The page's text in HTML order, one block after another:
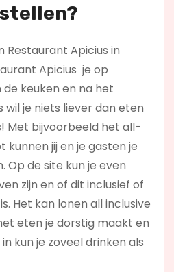
Restaurant Apicius in
Apicius je op
keuken en na het
wil je niets liever dan eten
Met bijvoorbeeld het all-
jij en je gasten je
Op de site kun je even
zijn en of dit inclusief of
Het kan lonen all inclusive
eten je dorstig maakt en
kun je zoveel drinken als